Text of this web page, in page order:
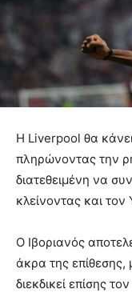
Η Liverpool θα
πληρώνοντας την
διατεθειμένη να
κλείνοντας και
Ο Ιβοριανός
άκρα της
διεκδικεί επίσης